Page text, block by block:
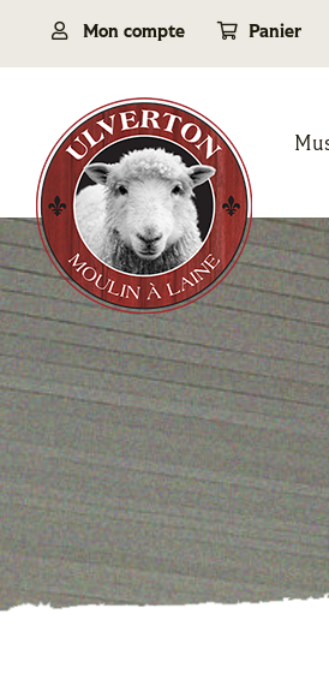
Passer
Mon compte Panier